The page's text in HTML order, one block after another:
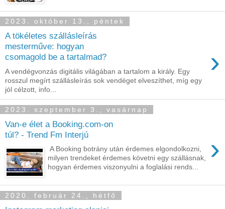
2023. október 13., péntek
A tökéletes szállásleírás
mesterműve: hogyan
csomagold be a tartalmad?
›
A vendégvonzás digitális világában a tartalom a király. Egy
rosszul megírt szállásleírás sok vendéget elveszíthet, míg egy
jól célzott, info...
2023. szeptember 3., vasárnap
Van-e élet a Booking.com-on
túl? - Trend Fm Interjú
›
A Booking botrány után érdemes elgondolkozni,
milyen trendeket érdemes követni egy szállásnak,
hogyan érdemes viszonyulni a foglalási rends...
2020. február 24., hétfő